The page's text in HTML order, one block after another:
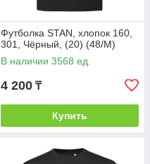
Футболка STAN, хлопок 160,
301, Чёрный, (20) (48/M)
В наличии 3568 ед.
4 200 ₸
Купить